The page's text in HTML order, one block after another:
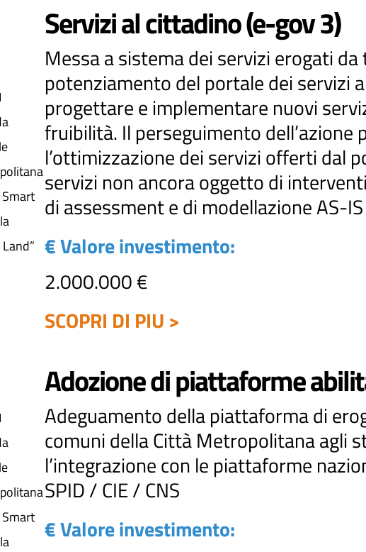
Smart
Servizi al cittadino (e-gov 3)
Messa a sistema dei servizi erogati
potenziamento del portale dei servizi
progettare e implementare nuovi
fruibilità. Il perseguimento
l’ottimizzazione dei servizi offerti dal
servizi non ancora oggetto di
di assessment e di modellazione AS-
€ Valore investimento:
2.000.000 €
SCOPRI DI PIU >
Smart
Adozione di piattaforme
Adeguamento della piattaforma di
comuni della Città Metropolitana agli
l’integrazione con le piattaforme
SPID / CIE / CNS
€ Valore investimento: